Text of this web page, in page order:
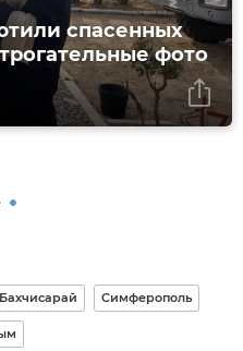
спасенных
фото
Бахчисарай Симферополь